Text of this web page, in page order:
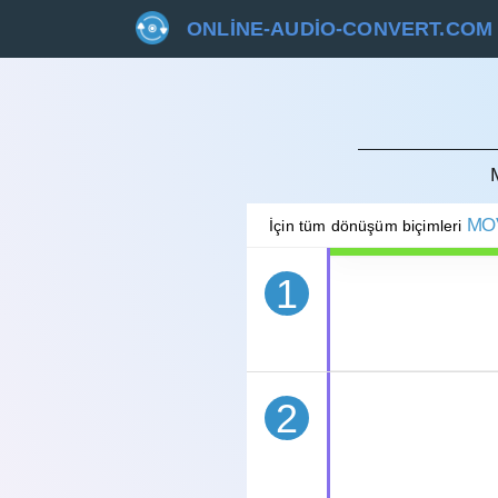
ONLINE-AUDIO-CONVERT.COM
İçin tüm dönüşüm biçimleri
1
İPTAL
2